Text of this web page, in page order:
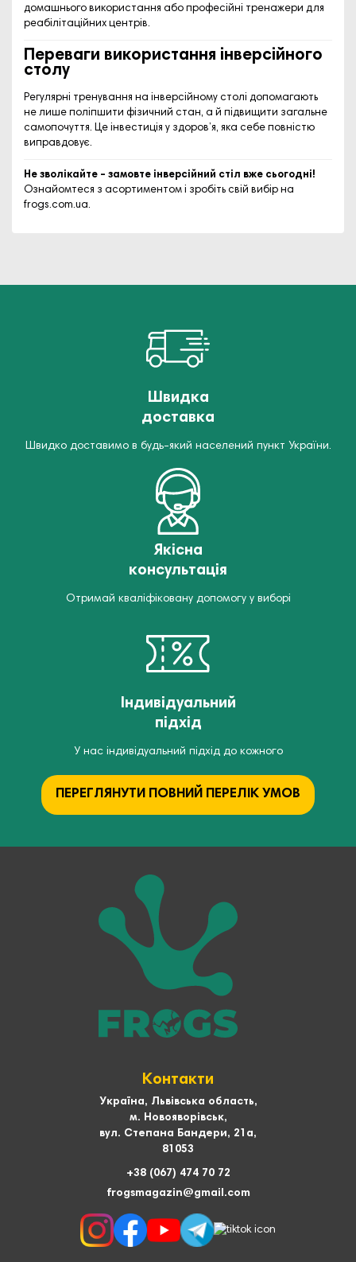
домашнього використання або професійні тренажери для
реабілітаційних центрів.
Переваги використання інверсійного
столу
Регулярні тренування на інверсійному столі допомагають
не лише поліпшити фізичний стан, а й підвищити загальне
самопочуття. Це інвестиція у здоров’я, яка себе повністю
виправдовує.
Не зволікайте – замовте інверсійний стіл вже сьогодні!
Ознайомтеся з асортиментом і зробіть свій вибір на
frogs.com.ua.
Швидка
доставка
Швидко доставимо в будь-який населений пункт України.
Якісна
консультація
Отримай кваліфіковану допомогу у виборі
Індивідуальний
підхід
У нас індивідуальний підхід до кожного
ПЕРЕГЛЯНУТИ ПОВНИЙ ПЕРЕЛІК УМОВ
Контакти
Україна, Львівська область,
м. Новояворівськ,
вул. Степана Бандери, 21а,
81053
+38 (067) 474 70 72
frogsmagazin@gmail.com